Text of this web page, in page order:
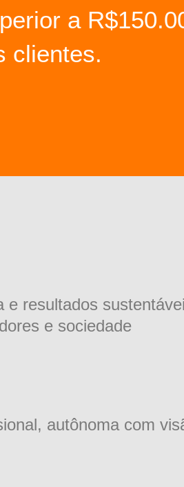
a
clientes.
e resultados
e sociedade
autônoma com